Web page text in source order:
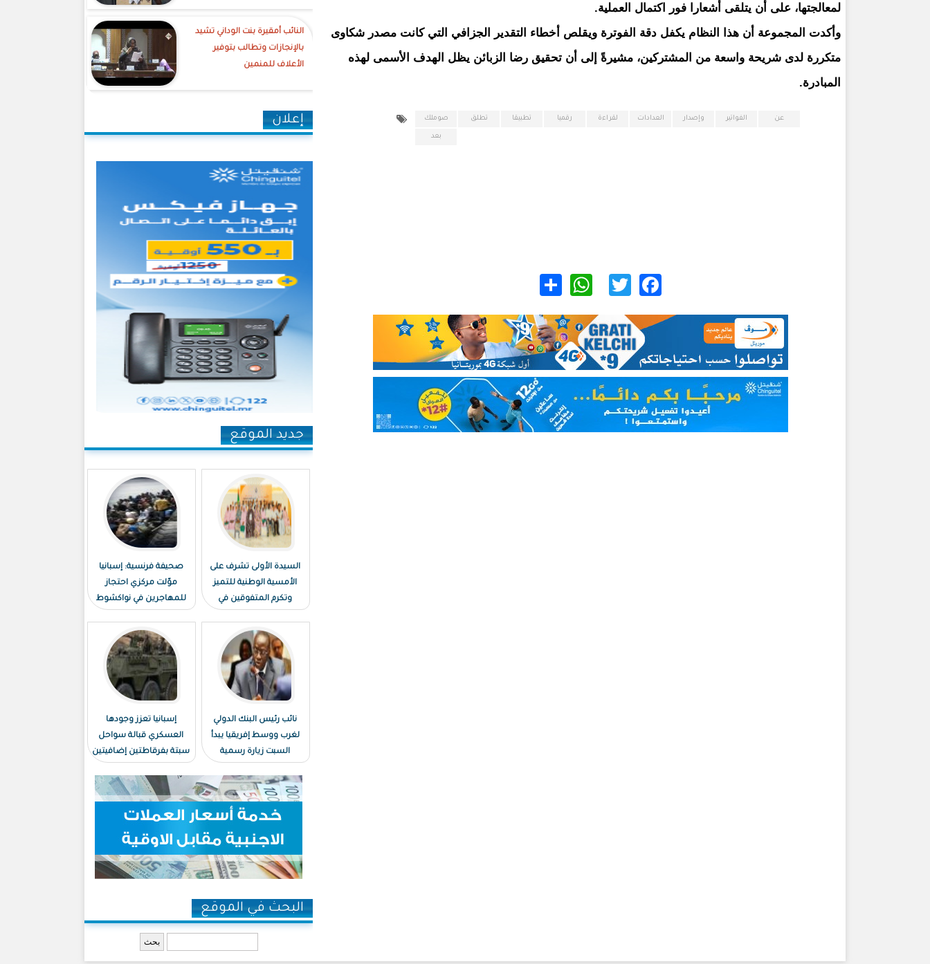
لمعالجتها، على أن يتلقى أشعارا فور اكتمال العملية.
وأكدت المجموعة أن هذا النظام يكفل دقة الفوترة ويقلص أخطاء التقدير الجزافي التي كانت مصدر شكاوى
متكررة لدى شريحة واسعة من المشتركين، مشيرةً إلى أن تحقيق رضا الزبائن يظل الهدف الأسمى لهذه
المبادرة.
صوملك تطلق تطبيقا رقميا لقراءة العدادات وإصدار الفواتير عن
بعد
Facebook
Twitter
WhatsApp
النائب أمقيرة بنت الوداني تشيد
بالإنجازات وتطالب بتوفير
الأعلاف للمنمين
إعلان
جديد الموقع
السيدة الأولى تشرف على
الأمسية الوطنية للتميز
وتكرم المتفوقين في
صحيفة فرنسية: إسبانيا
موّلت مركزي احتجاز
للمهاجرين في نواكشوط
نائب رئيس البنك الدولي
لغرب ووسط إفريقيا يبدأ
السبت زيارة رسمية
إسبانيا تعزز وجودها
العسكري قبالة سواحل
سبتة بفرقاطتين إضافيتين
البحث في الموقع